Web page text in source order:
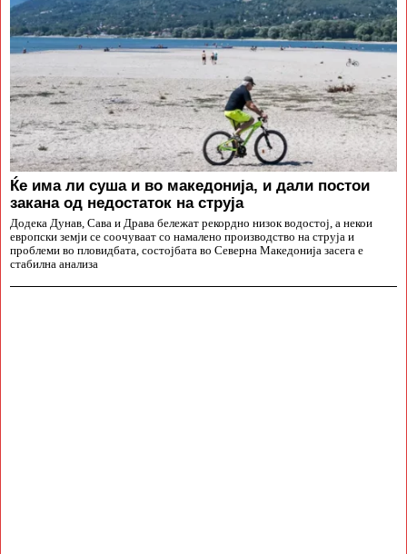
Ќе има ли суша и во македонија, и дали постои
закана од недостаток на струја
Додека Дунав, Сава и Драва бележат рекордно низок водостој, а некои
европски земји се соочуваат со намалено производство на струја и
проблеми во пловидбата, состојбата во Северна Македонија засега е
стабилна анализа